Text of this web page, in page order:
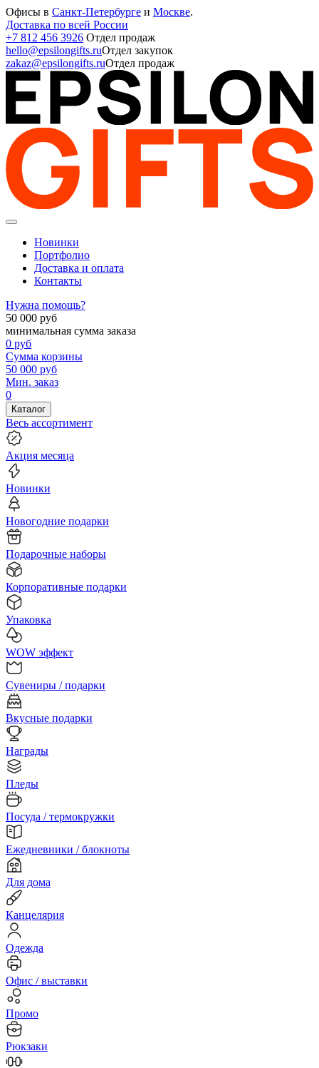
Офисы в Санкт-Петербурге и Москве.
Доставка по всей России
+7 812 456 3926 Отдел продаж
hello@epsilongifts.ruОтдел закупок
zakaz@epsilongifts.ruОтдел продаж
Новинки
Портфолио
Доставка и оплата
Контакты
Нужна помощь?
50 000 руб
минимальная сумма заказа
0 руб
Сумма корзины
50 000 руб
Мин. заказ
0
Каталог
Весь ассортимент
Акция месяца
Новинки
Новогодние подарки
Подарочные наборы
Корпоративные подарки
Упаковка
WOW эффект
Сувениры / подарки
Вкусные подарки
Награды
Пледы
Посуда / термокружки
Ежедневники / блокноты
Для дома
Канцелярия
Одежда
Офис / выставки
Промо
Рюкзаки